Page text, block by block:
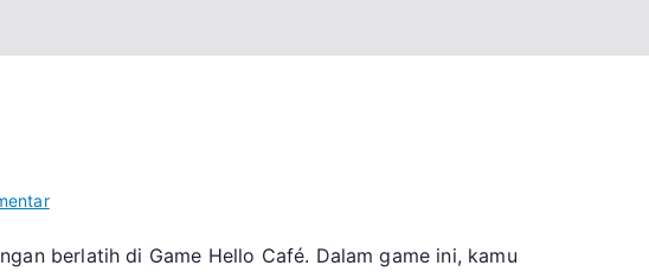
pada
Café
berlatih di Game Hello Café. Dalam game ini, kamu